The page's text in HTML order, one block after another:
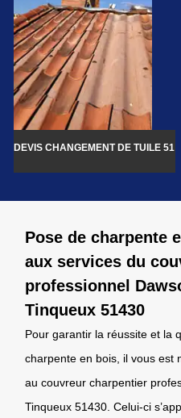
DEVIS CHANGEMENT DE TUILE 51
Pose de charpente
aux services du
professionnel
Tinqueux 51430
Pour garantir la réussite et la
charpente en bois, il vous est
au couvreur charpentier
Tinqueux 51430. Celui-ci